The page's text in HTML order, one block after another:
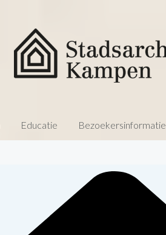
Educatie Bezoekersinformatie